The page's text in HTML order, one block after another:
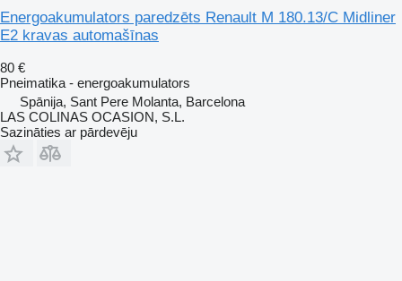
Energoakumulators paredzēts Renault M 180.13/C Midliner
E2 kravas automašīnas
80 €
Pneimatika - energoakumulators
Spānija, Sant Pere Molanta, Barcelona
LAS COLINAS OCASION, S.L.
Sazināties ar pārdevēju